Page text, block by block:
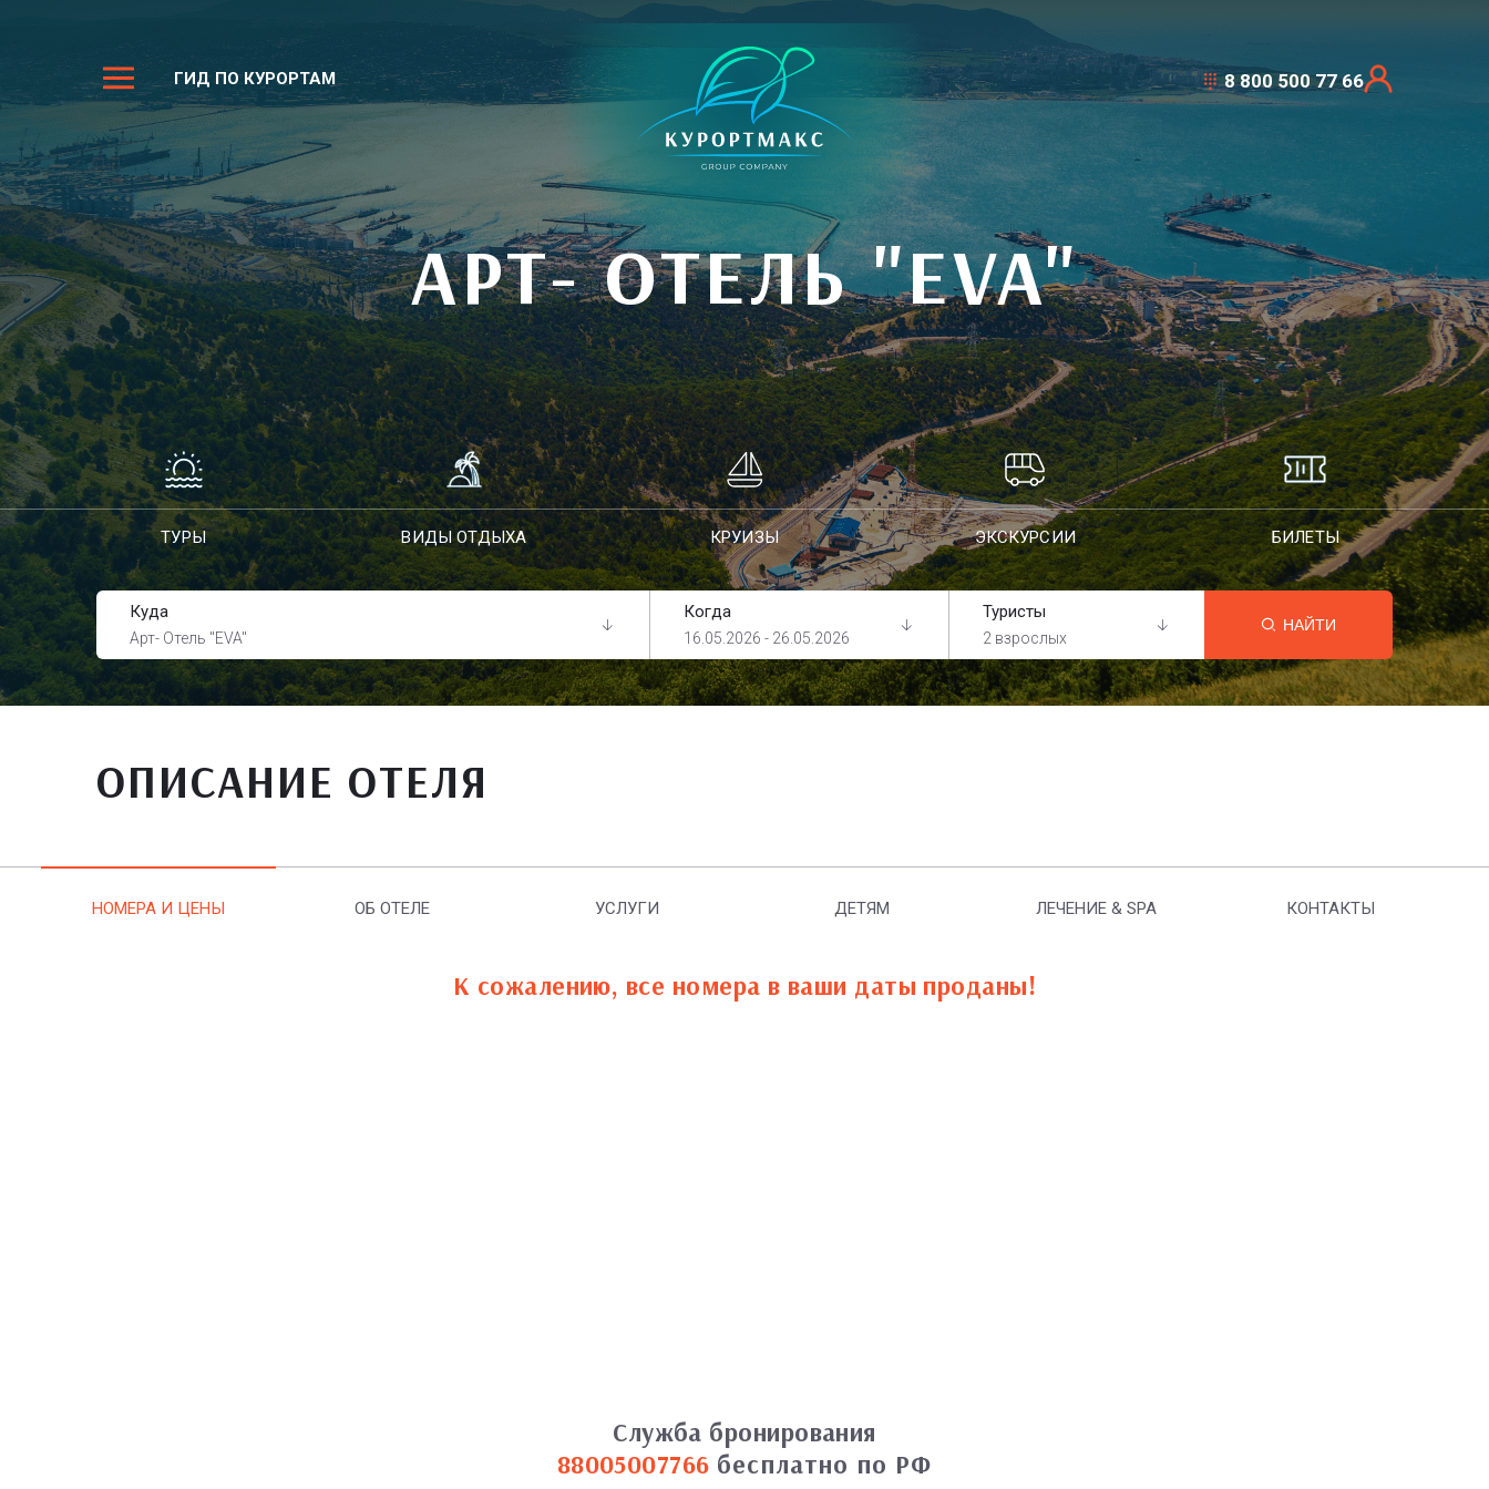
ГИД ПО КУРОРТАМ 8 800 500 77 66
АРТ- ОТЕЛЬ "EVA"
ТУРЫ ВИДЫ ОТДЫХА КРУИЗЫ ЭКСКУРСИИ БИЛЕТЫ
Куда
Арт- Отель "EVA"
Когда
16.05.2026 - 26.05.2026
Туристы
2 взрослых
НАЙТИ
ОПИСАНИЕ ОТЕЛЯ
НОМЕРА И ЦЕНЫ ОБ ОТЕЛЕ УСЛУГИ ДЕТЯМ ЛЕЧЕНИЕ & SPA КОНТАКТЫ
К сожалению, все номера в ваши даты проданы!
Служба бронирования
88005007766 бесплатно по РФ